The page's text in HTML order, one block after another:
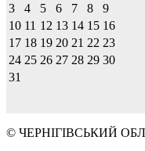
3
4 5 6 7 8
9
10 11 12 13 14 15 16
17 18 19 20 21 22 23
24 25 26 27 28 29 30
31
© ЧЕРНІГІВСЬКИЙ